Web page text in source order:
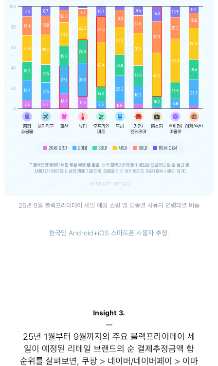
25년 9월 블랙프라이데이 세일 예정 쇼핑 앱 업종별 사용자 연령대별 비중
한국인 Android+iOS 스마트폰 사용자 추정.
Insight 3.
─
25년 1월부터 9월까지의 주요 블랙프라이데이 세
일이 예정된 리테일 브랜드의 순 결제추정금액 합
순위를 살펴보면, 쿠팡 > 네이버/네이버페이 > 이마